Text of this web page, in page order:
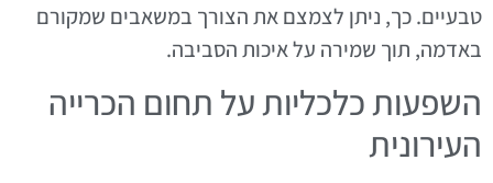
טבעיים. כך, ניתן לצמצם את הצורך במשאבים שמקורם
באדמה, תוך שמירה על איכות הסביבה.
השפעות כלכליות על תחום הכרייה
העירונית